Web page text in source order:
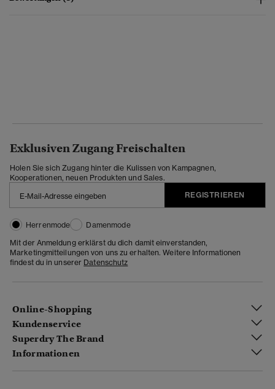
Exklusiven Zugang Freischalten
Holen Sie sich Zugang hinter die Kulissen von Kampagnen,
Kooperationen, neuen Produkten und Sales.
REGISTRIEREN
Herrenmode
Damenmode
Mit der Anmeldung erklärst du dich damit einverstanden,
Marketingmitteilungen von uns zu erhalten. Weitere Informationen
findest du in unserer Datenschutz
Online-Shopping
Kundenservice
Superdry The Brand
Informationen